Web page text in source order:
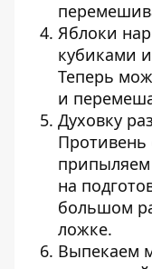
Яблоки
кубиками
Теперь
и
Духовку
на
большом
ложке.
Выпекаем